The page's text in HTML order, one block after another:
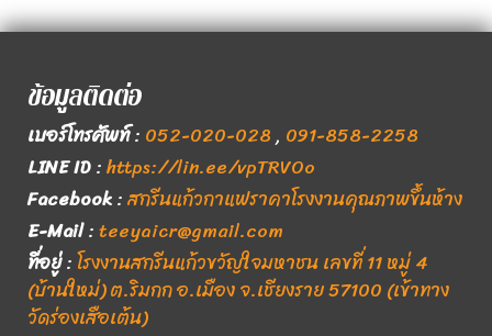
ข้อมูลติดต่อ
เบอร์โทรศัพท์: 052-020-028, 091-858-2258
LINE ID:https://lin.ee/vpTRVOo
Facebook:สกรีนแก้วกาแฟราคาโรงงานคุณภาพขึ้นห้าง
E-Mail:teeyaicr@gmail.com
ที่อยู่:โรงงานสกรีนแก้วขวัญใจมหาชน เลขที่ 11 หมู่ 4
(บ้านใหม่) ต.ริมกก อ.เมือง จ.เชียงราย 57100 (เข้าทาง
วัดร่องเสือเต้น)